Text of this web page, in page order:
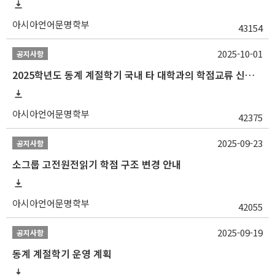
아시아언어문명학부 43154
공지사항
2025학년도 동계 계절학기 국내 타 대학과의 학점교류 신청 안내
아시아언어문명학부 42375
2025-10-01
공지사항
소그룹 고전원전읽기 학점 구조 변경 안내
아시아언어문명학부 42055
2025-09-23
공지사항
동계 계절학기 운영 계획
2025-09-19